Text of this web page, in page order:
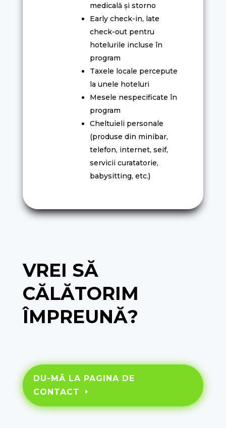
medicală și storno
Early check-in, late
check-out pentru
hotelurile incluse în
program
Taxele locale percepute
la unele hoteluri
Mesele nespecificate în
program
Cheltuieli personale
(produse din minibar,
telefon, internet, seif,
servicii curatatorie,
babysitting, etc.)
VREI SĂ
CĂLĂTORIM
ÎMPREUNĂ?
DU-MĂ LA PAGINA DE
CONTACT